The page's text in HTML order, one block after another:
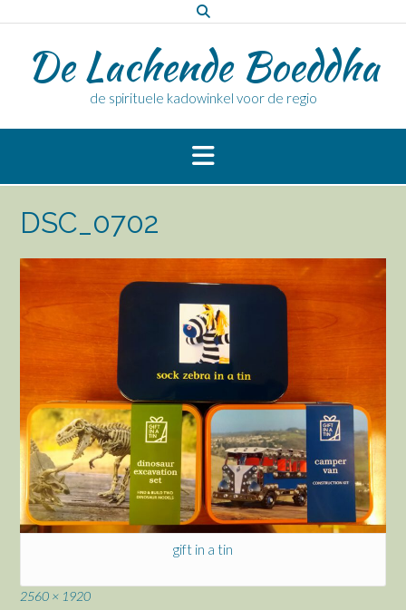
naar
inhoudDe Lachende Boeddha
de spirituele kadowinkel voor de regio
DSC_0702
gift in a tin
Volledige
2560 × 1920